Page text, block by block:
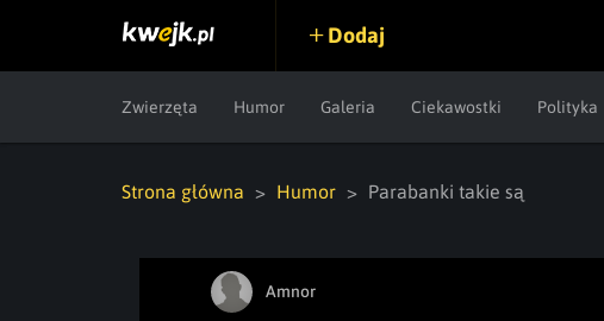
Dodaj
Zwierzęta Humor Galeria Ciekawostki Polityka
Strona główna Humor Parabanki takie są
Amnor